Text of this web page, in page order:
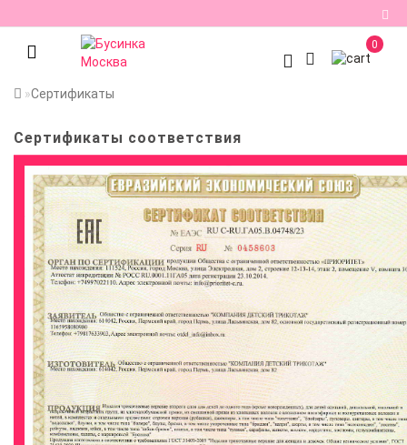
Регистрация
Мои
закладки0
Сравнение
товаров0
0
Сертификаты
Сертификаты соответствия